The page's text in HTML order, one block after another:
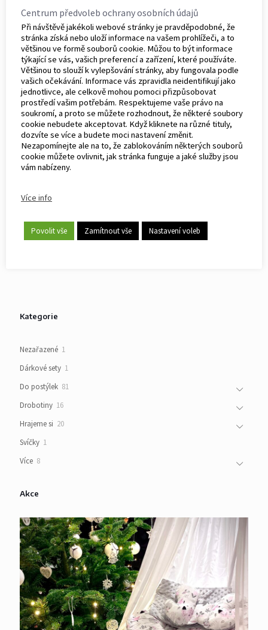
medvídci
Naše hnízdečko
zajistí vašemu
miminku
pohodlný a
bezpečný
spánek. Výrobek
zabalí dítě a
omezí jeho
prostor, díky
čemuž se dítě
cítí bezpečně
jako u maminky
v bříšku.
Několik ks skladem
PŘIDAT
899Kč
Kategorie
Nezařazené 1
Dárkové sety 1
Do postýlek 81
Drobotiny 1616
Hrajeme si 2020
Svíčky 1
Více 88
Akce
Centrum předvoleb ochrany osobních údajů
Při návštěvě jakékoli webové stránky je pravděpodobné, že
stránka získá nebo uloží informace na vašem prohlížeči, a to
většinou ve formě souborů cookie. Můžou to být informace
týkající se vás, vašich preferencí a zařízení, které používáte.
Většinou to slouží k vylepšování stránky, aby fungovala podle
vašich očekávání. Informace vás zpravidla neidentifikují jako
jednotlivce, ale celkově mohou pomoci přizpůsobovat
prostředí vašim potřebám. Respektujeme vaše právo na
soukromí, a proto se můžete rozhodnout, že některé soubory
cookie nebudete akceptovat. Když kliknete na různé tituly,
dozvíte se více a budete moci nastavení změnit.
Nezapomínejte ale na to, že zablokováním některých souborů
cookie můžete ovlivnit, jak stránka funguje a jaké služby jsou
vám nabízeny.
Více info
Povolit vše Zamítnout vše Nastavení voleb